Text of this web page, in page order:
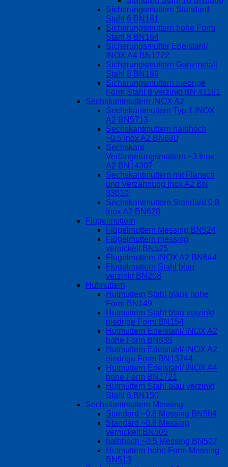
Sicherungsmuttern Standard
Stahl 6 BN161
Sicherungsmuttern hohe Form
Stahl 8 BN164
Sicherungsmutter Edelstahl/
INOX A4 BN1722
Sicherungsmuttern Ganzmetall
Stahl 8 BN169
Sicherungsmuttern niedrige
Form Stahl 8 verzinkt BN 41161
Sechskantmuttern INOX A2
Sechskantmuttern Typ 1 INOX
A2 BN5713
Sechskantmuttern halbhoch
~0.5 Inox A2 BN630
Sechskant
Verlängerungsmuttern ~3 Inox
A2 BN14307
Sechskantmuttern mit Flansch
und Verzahnung Inox A2 BN
33010
Sechskantmuttern Standard 0.8
Inox A2 BN628
Flügelmuttern
Flügelmuttern Messing BN524
Flügelmuttern messing
vernickelt BN525
Flügelmuttern INOX A2 BN644
Flügelmuttern Stahl blau
verzinkt BN208
Hutmuttern
Hutmuttern Stahl blank hohe
Form BN149
Hutmuttern Stahl blau verzinkt
niedrige Form BN154
Hutmuttern Edelstahl/ INOX A2
hohe Form BN635
Hutmuttern Edelstahl/ INOX A2
niedrige Form BN13244
Hutmuttern Edelstahl/ INOX A4
hohe Form BN1721
Hutmuttern Stahl blau verzinkt
Stahl 6 BN150
Sechskantmuttern Messing
Standard ~0.8 Messing BN504
Standard ~0.8 Messing
vernickelt BN505
halbhoch ~0.5 Messing BN507
Hutmuttern hohe Form Messing
BN513